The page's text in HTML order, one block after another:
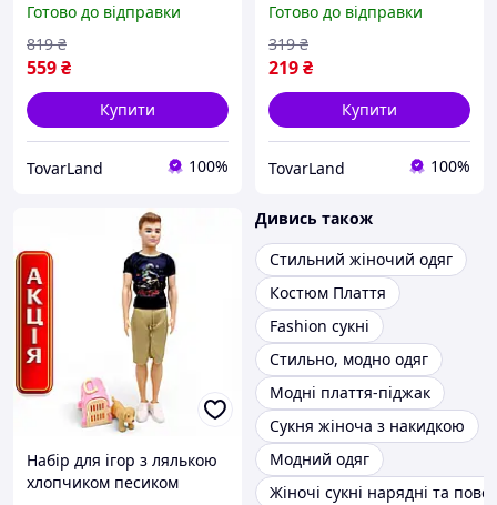
вбрання для дівчаток
подарунок на свято
Готово до відправки
559₴
819 ₴
Купити
TovarLand 100%
картатому вбранні для
юних принцес
Готово до відправки
219₴
319 ₴
Купити
TovarLand 100%
Набір для ігор з лялькою
хлопчиком песиком
Дивись також
Стильний жіночий одяг
Костюм Плаття
Fashion сукні
Стильно, модно одяг
Модні плаття-піджак
Сукня жіноча з накидкою
Модний одяг
Жіночі сукні нарядні та